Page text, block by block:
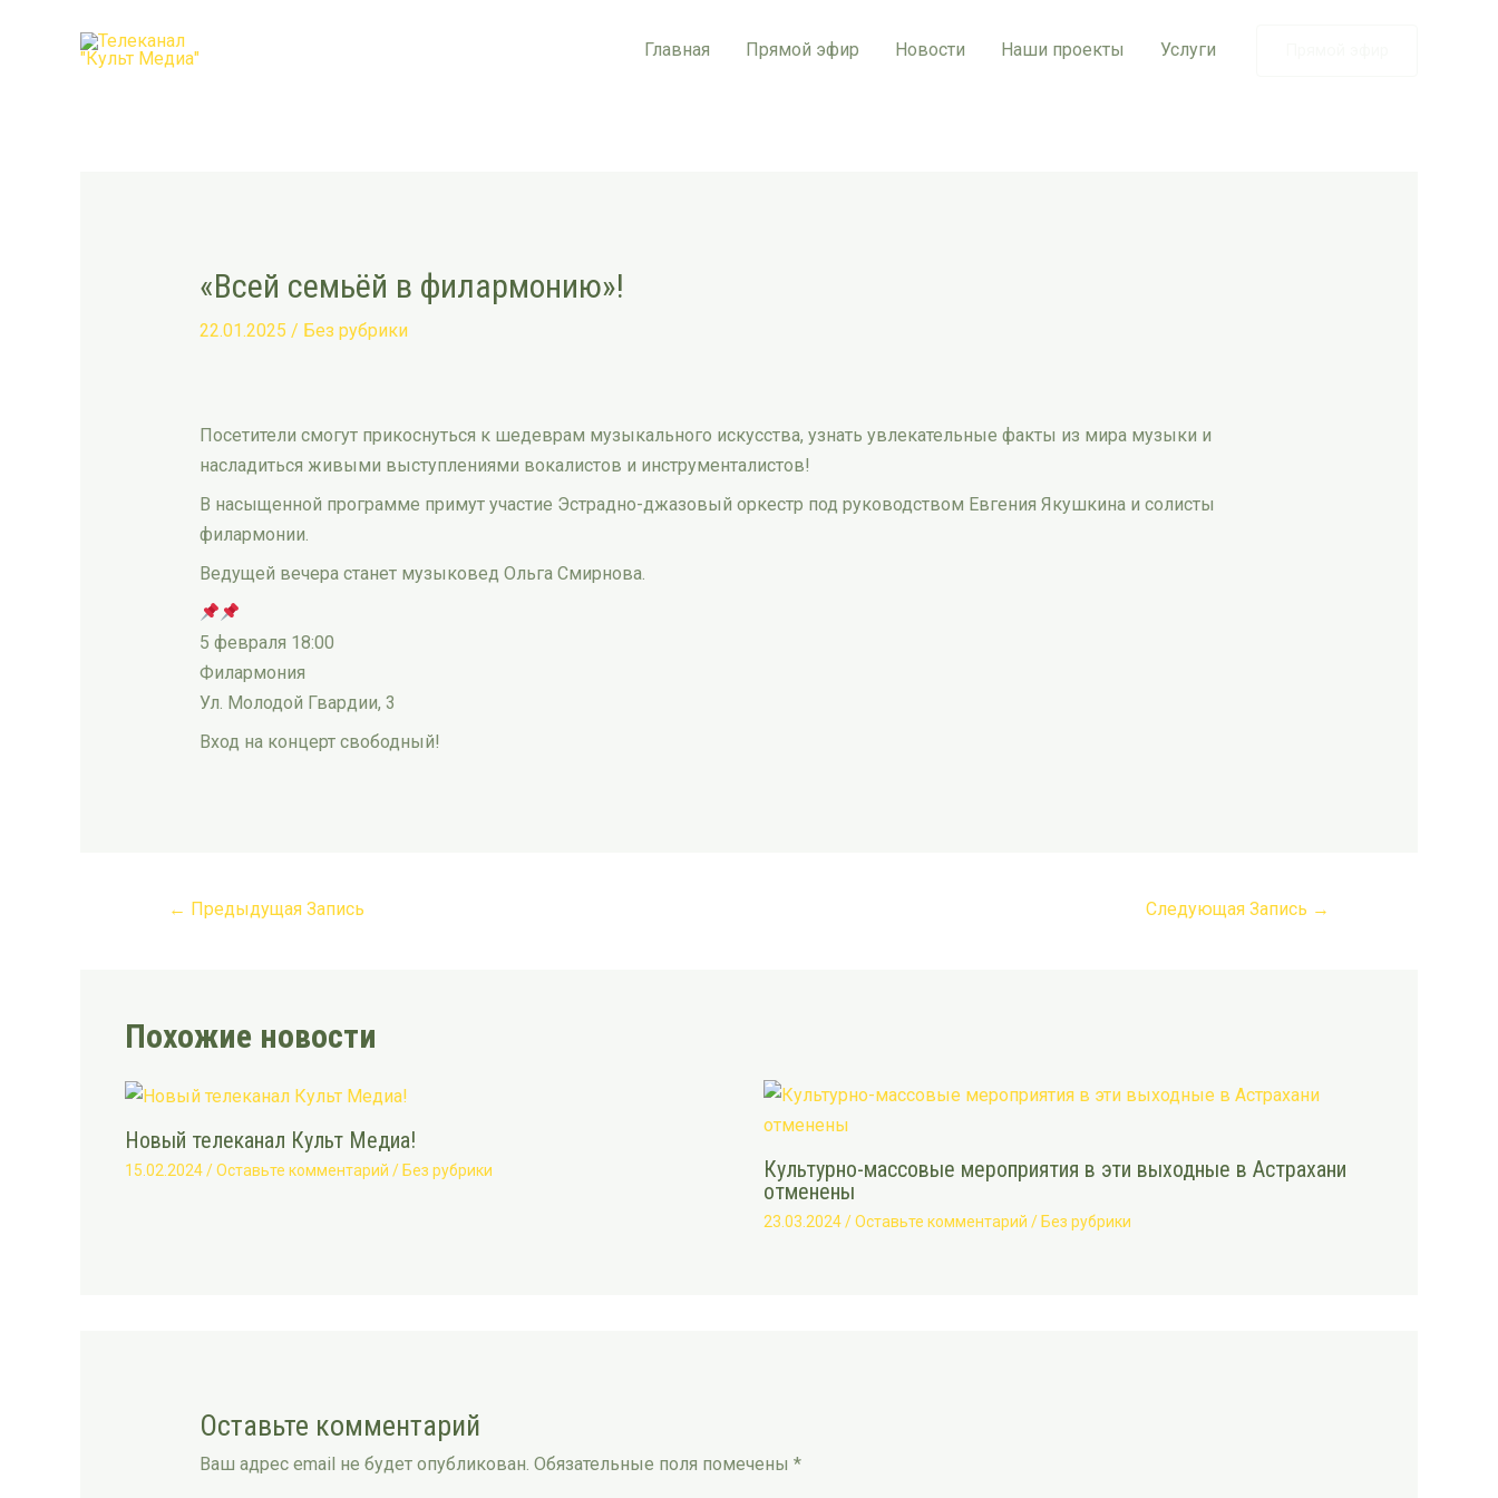
Главная Прямой эфир Новости Наши проекты Услуги
«Всей семьёй в филармонию»!
22.01.2025 / Без рубрики
Посетители смогут прикоснуться к шедеврам музыкального искусства, узнать увлекательные факты из мира музыки и
насладиться живыми выступлениями вокалистов и инструменталистов!
В насыщенной программе примут участие Эстрадно-джазовый оркестр под руководством Евгения Якушкина и солисты
филармонии.
Ведущей вечера станет музыковед Ольга Смирнова.
5 февраля 18:00
Филармония
Ул. Молодой Гвардии, 3
Вход на концерт свободный!
navigation
← Предыдущая Запись Следующая Запись →
Похожие новости
Новый телеканал Культ Медиа!
15.02.2024/Оставьте комментарий / Без рубрики
Культурно-массовые мероприятия в эти выходные в Астрахани
отменены
23.03.2024/Оставьте комментарий / Без рубрики
Оставьте комментарий
Ваш адрес email не будет опубликован. Обязательные поля помечены *